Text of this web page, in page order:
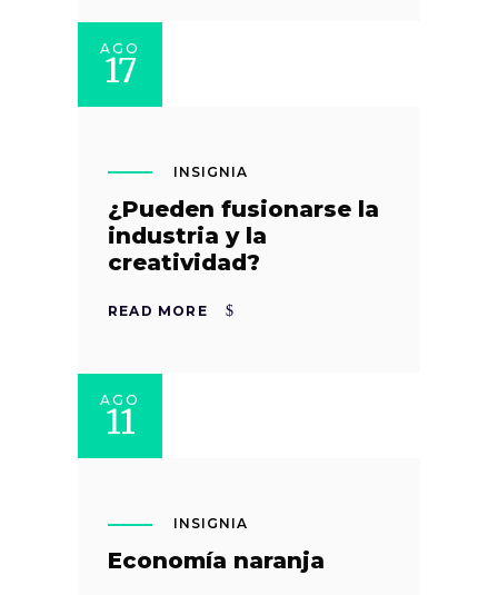
AGO
17
INSIGNIA
¿Pueden fusionarse la
industria y la
creatividad?
READ MORE
AGO
11
INSIGNIA
Economía naranja